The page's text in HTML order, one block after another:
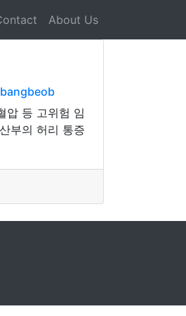
About Us
압 등 고위험 임
부의 허리 통증